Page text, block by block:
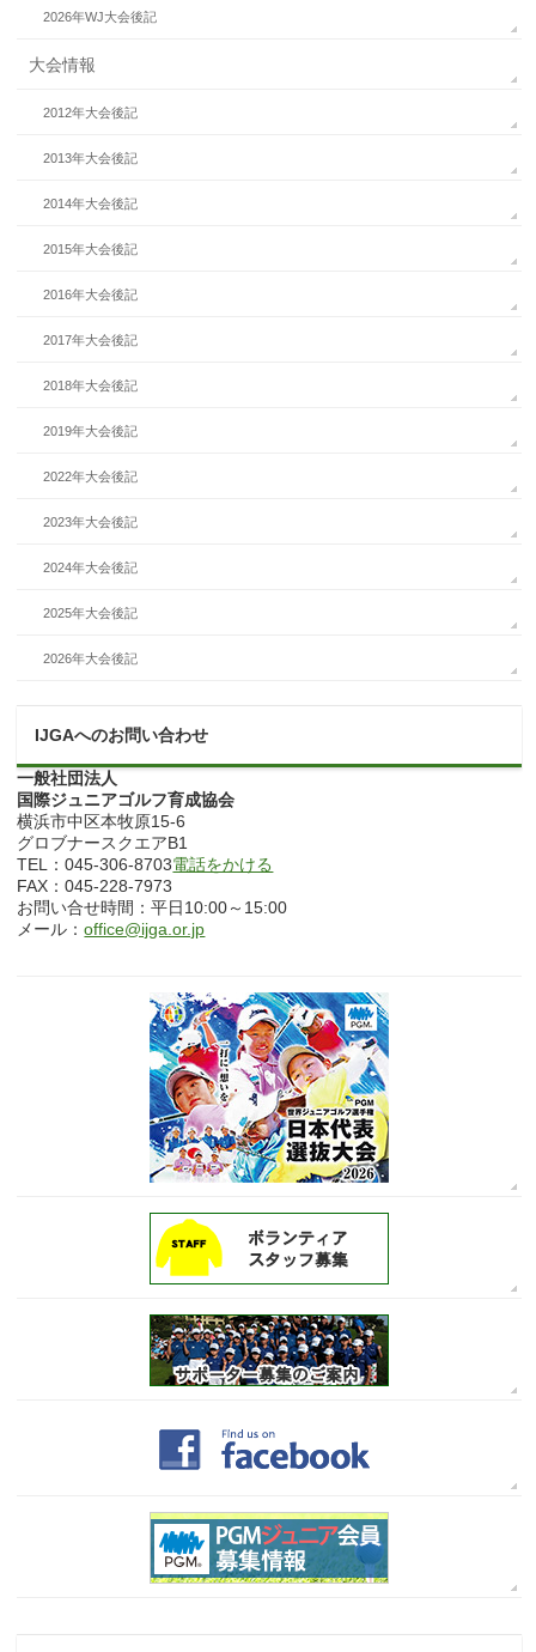
2026年WJ大会後記
大会情報
2012年大会後記
2013年大会後記
2014年大会後記
2015年大会後記
2016年大会後記
2017年大会後記
2018年大会後記
2019年大会後記
2022年大会後記
2023年大会後記
2024年大会後記
2025年大会後記
2026年大会後記
IJGAへのお問い合わせ
一般社団法人
国際ジュニアゴルフ育成協会
横浜市中区本牧原15-6
グロブナースクエアB1
TEL：045-306-8703電話をかける
FAX：045-228-7973
お問い合せ時間：平日10:00～15:00
メール：office@ijga.or.jp